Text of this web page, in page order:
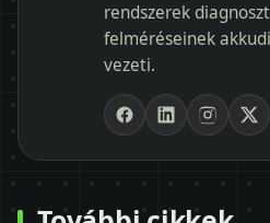
rendszerek
felméréseinek
vezeti.